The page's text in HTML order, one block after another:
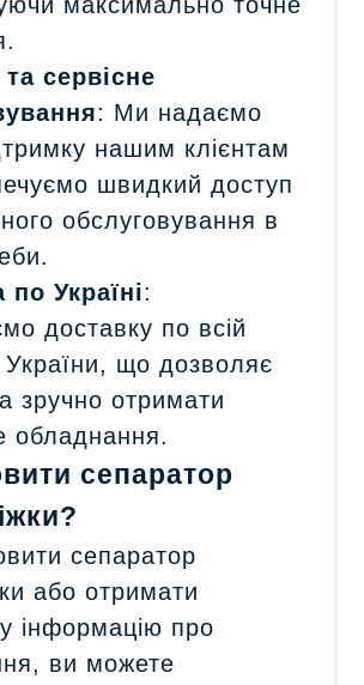
та сервісне
: Ми надаємо
нашим клієнтам
швидкий доступ
обслуговування в
по Україні:
доставку по всій
України, що дозволяє
зручно отримати
обладнання.
сепаратор
сепаратор
або отримати
інформацію про
ви можете